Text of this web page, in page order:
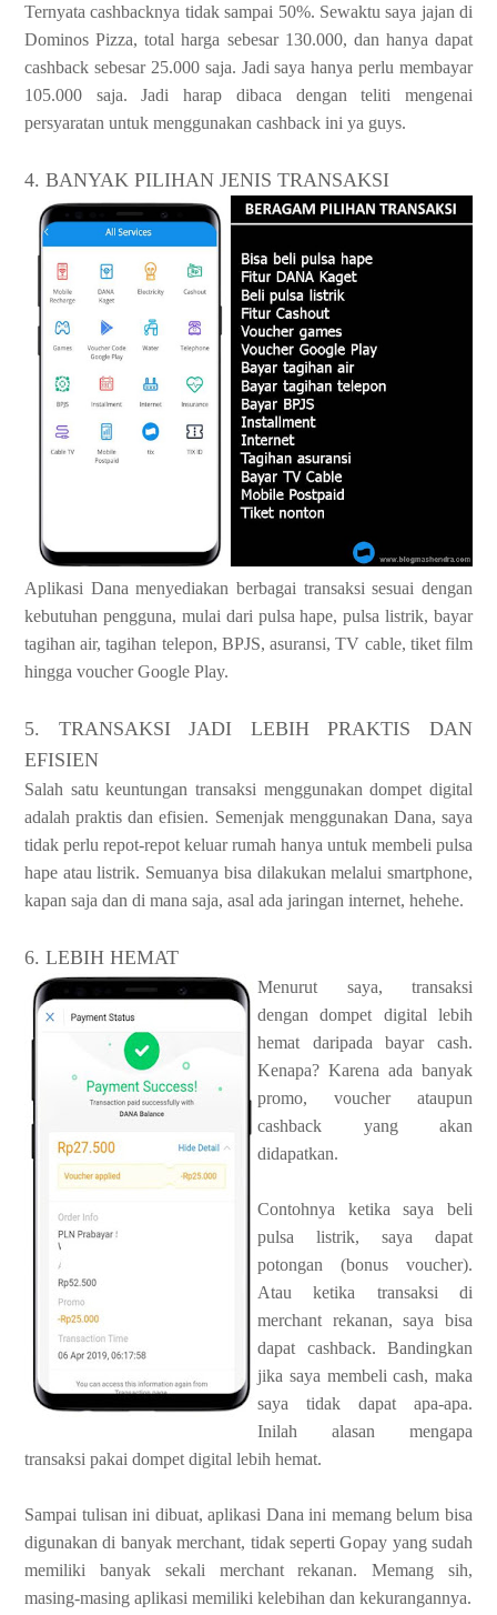
Ternyata cashbacknya tidak sampai 50%. Sewaktu saya jajan di
Dominos Pizza, total harga sebesar 130.000, dan hanya dapat
cashback sebesar 25.000 saja. Jadi saya hanya perlu membayar
105.000 saja. Jadi harap dibaca dengan teliti mengenai
persyaratan untuk menggunakan cashback ini ya guys.
4. BANYAK PILIHAN JENIS TRANSAKSI
Aplikasi Dana menyediakan berbagai transaksi sesuai dengan
kebutuhan pengguna, mulai dari pulsa hape, pulsa listrik, bayar
tagihan air, tagihan telepon, BPJS, asuransi, TV cable, tiket film
hingga voucher Google Play.
5. TRANSAKSI JADI LEBIH PRAKTIS DAN
EFISIEN
Salah satu keuntungan transaksi menggunakan dompet digital
adalah praktis dan efisien. Semenjak menggunakan Dana, saya
tidak perlu repot-repot keluar rumah hanya untuk membeli pulsa
hape atau listrik. Semuanya bisa dilakukan melalui smartphone,
kapan saja dan di mana saja, asal ada jaringan internet, hehehe.
6. LEBIH HEMAT
Menurut saya, transaksi
dengan dompet digital lebih
hemat daripada bayar cash.
Kenapa? Karena ada banyak
promo, voucher ataupun
cashback yang akan
didapatkan.
Contohnya ketika saya beli
pulsa listrik, saya dapat
potongan (bonus voucher).
Atau ketika transaksi di
merchant rekanan, saya bisa
dapat cashback. Bandingkan
jika saya membeli cash, maka
saya tidak dapat apa-apa.
Inilah alasan mengapa
transaksi pakai dompet digital lebih hemat.
Sampai tulisan ini dibuat, aplikasi Dana ini memang belum bisa
digunakan di banyak merchant, tidak seperti Gopay yang sudah
memiliki banyak sekali merchant rekanan. Memang sih,
masing-masing aplikasi memiliki kelebihan dan kekurangannya.